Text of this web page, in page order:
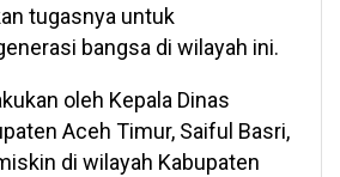
tugasnya untuk
bangsa di wilayah ini.
oleh Kepala Dinas
Aceh Timur, Saiful Basri,
di wilayah Kabupaten